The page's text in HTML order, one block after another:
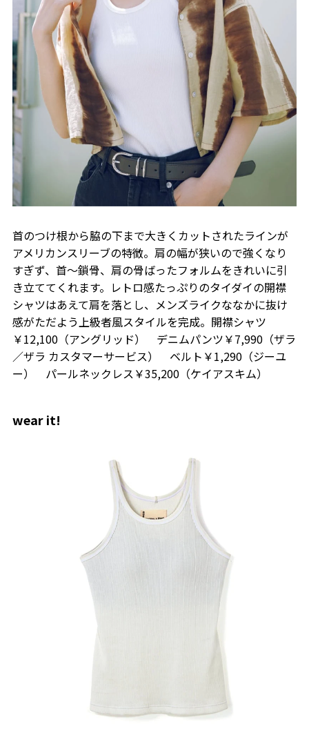
首のつけ根から脇の下まで大きくカットされたラインが
アメリカンスリーブの特徴。肩の幅が狭いので強くなり
すぎず、首〜鎖骨、肩の骨ばったフォルムをきれいに引
き立ててくれます。レトロ感たっぷりのタイダイの開襟
シャツはあえて肩を落とし、メンズライクななかに抜け
感がただよう上級者風スタイルを完成。開襟シャツ
￥12,100（アングリッド） デニムパンツ￥7,990（ザラ
／ザラ カスタマーサービス） ベルト￥1,290（ジーユ
ー） パールネックレス￥35,200（ケイアスキム）
wear it!